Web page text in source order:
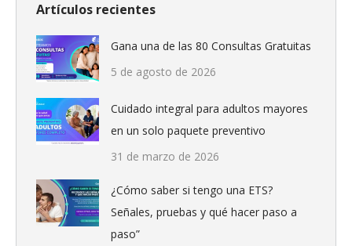
Artículos recientes
Gana una de las 80 Consultas Gratuitas
5 de agosto de 2026
Cuidado integral para adultos mayores
en un solo paquete preventivo
31 de marzo de 2026
¿Cómo saber si tengo una ETS?
Señales, pruebas y qué hacer paso a
paso”